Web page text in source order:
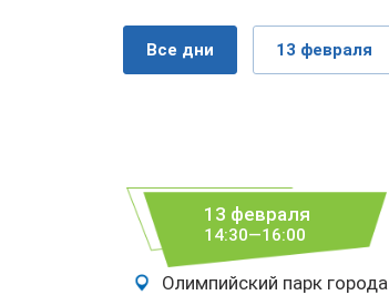
Все дни 13 февраля
13 февраля
14:30—16:00
Олимпийский парк города